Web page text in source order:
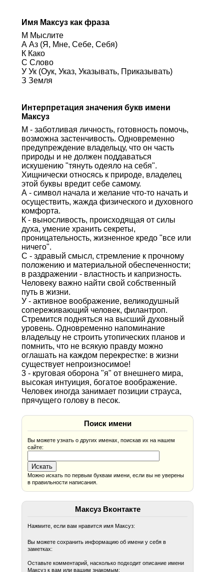
Имя Максуз как фраза
М Мыслите
А Аз (Я, Мне, Себе, Себя)
К Како
С Слово
У Ук (Оук, Указ, Указывать, Приказывать)
З Земля
Интерпретация значения букв имени
Максуз
М - заботливая личность, готовность помочь,
возможна застенчивость. Одновременно
предупреждение владельцу, что он часть
природы и не должен поддаваться
искушению "тянуть одеяло на себя".
Хищнически относясь к природе, владелец
этой буквы вредит себе самому.
А - символ начала и желание что-то начать и
осуществить, жажда физического и духовного
комфорта.
К - выносливость, происходящая от силы
духа, умение хранить секреты,
проницательность, жизненное кредо "все или
ничего".
С - здравый смысл, стремление к прочному
положению и материальной обеспеченности;
в раздражении - властность и капризность.
Человеку важно найти свой собственный
путь в жизни.
У - активное воображение, великодушный
сопереживающий человек, филантроп.
Стремится подняться на высший духовный
уровень. Одновременно напоминание
владельцу не строить утопических планов и
помнить, что не всякую правду можно
оглашать на каждом перекрестке: в жизни
существует непроизносимое!
3 - круговая оборона "я" от внешнего мира,
высокая интуиция, богатое воображение.
Человек иногда занимает позиции страуса,
прячущего голову в песок.
Поиск имени
Вы можете узнать о других именах, поискав их на нашем
сайте:
Можно искать по первым буквам имени, если вы не уверены
в правильности написания.
Максуз Вконтакте
Нажмите, если вам нравится имя Максуз:
Вы можете сохранить информацию об имени у себя в
заметках:
Оставьте комментарий, насколько подходит описание имени
Максуз к вам или вашим знакомым: